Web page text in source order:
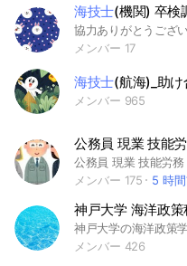
海技士(機関) 卒検
メンバー 17
海技士(航海)_助
メンバー 965
公務員 現業 技能
メンバー 175
5 時
神戸大学 海洋政
メンバー 426